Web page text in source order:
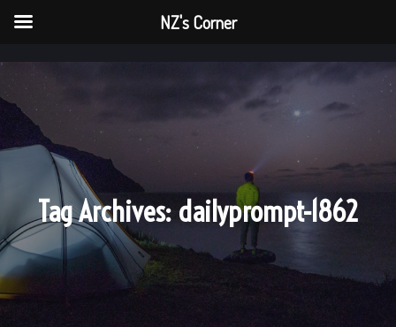
NZ's Corner
Tag Archives: dailyprompt-1862
NZ's Corner